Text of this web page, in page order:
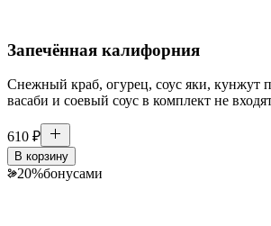
Запечённая калифорния
Снежный краб, огурец, соус яки, кунжут
васаби и соевый соус в комплект не
610 ₽
В корзину
20%бонусами